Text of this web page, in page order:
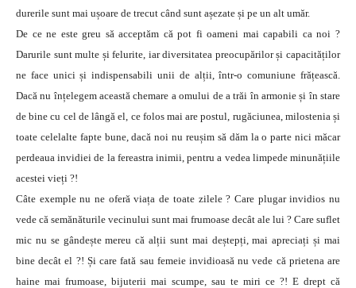
durerile sunt mai ușoare de trecut când sunt așezate și pe un alt umăr.
De ce ne este greu să acceptăm că pot fi oameni mai capabili ca noi ?
Darurile sunt multe și felurite, iar diversitatea preocupărilor și capacităților
ne face unici și indispensabili unii de alții, într-o comuniune frățească.
Dacă nu înțelegem această chemare a omului de a trăi în armonie și în stare
de bine cu cel de lângă el, ce folos mai are postul, rugăciunea, milostenia și
toate celelalte fapte bune, dacă noi nu reușim să dăm la o parte nici măcar
perdeaua invidiei de la fereastra inimii, pentru a vedea limpede minunățiile
acestei vieți ?!
Câte exemple nu ne oferă viața de toate zilele ? Care plugar invidios nu
vede că semănăturile vecinului sunt mai frumoase decât ale lui ? Care suflet
mic nu se gândește mereu că alții sunt mai deștepți, mai apreciați și mai
bine decât el ?! Și care fată sau femeie invidioasă nu vede că prietena are
haine mai frumoase, bijuterii mai scumpe, sau te miri ce ?! E drept că